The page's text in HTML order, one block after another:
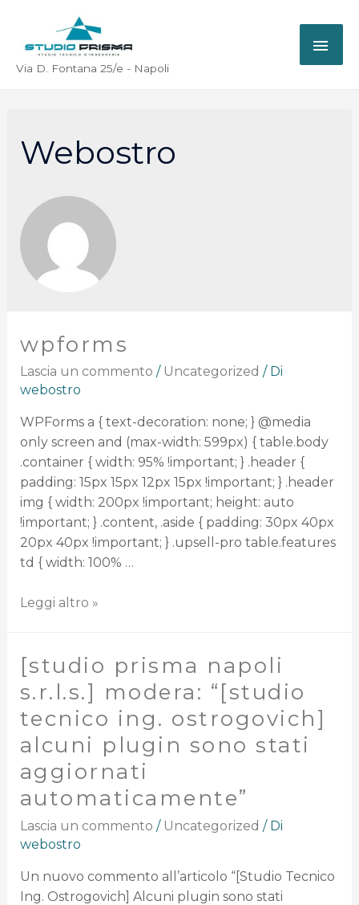
Via D. Fontana 25/e - Napoli
Webostro
wpforms
Lascia un commento / Uncategorized / Di
webostro
WPForms a { text-decoration: none; } @media
only screen and (max-width: 599px) { table.body
.container { width: 95% !important; } .header {
padding: 15px 15px 12px 15px !important; } .header
img { width: 200px !important; height: auto
!important; } .content, .aside { padding: 30px 40px
20px 40px !important; } .upsell-pro table.features
td { width: 100% …
Leggi altro »
[studio prisma napoli
s.r.l.s.] modera: “[studio
tecnico ing. ostrogovich]
alcuni plugin sono stati
aggiornati
automaticamente”
Lascia un commento / Uncategorized / Di
webostro
Un nuovo commento all’articolo “[Studio Tecnico
Ing. Ostrogovich] Alcuni plugin sono stati